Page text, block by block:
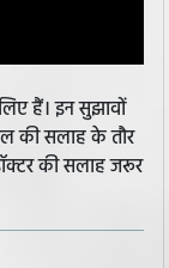
हैं। इन सुझावों
की सलाह के तौर
की सलाह जरूर